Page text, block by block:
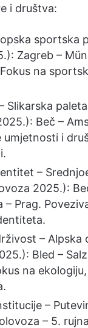
i društva:
sportska
Zagreb –
na
Slikarska
Beč –
umjetnosti i
–
2025.):
– Prag.
– Alpska
Bled –
na
–
– 5.